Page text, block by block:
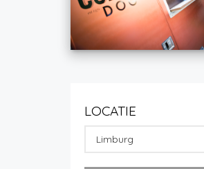
LOCATIE
Limburg